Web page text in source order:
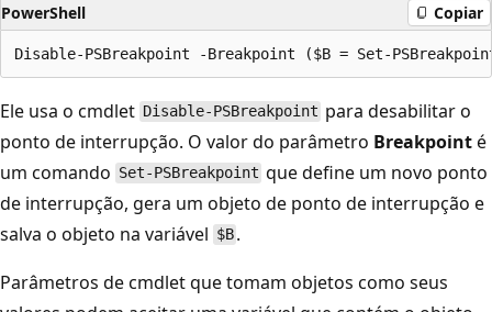
PowerShell Copiar
Ele usa o cmdlet Disable-PSBreakpoint para desabilitar o
ponto de interrupção. O valor do parâmetro Breakpointé
um comando Set-PSBreakpoint que define um novo ponto
de interrupção, gera um objeto de ponto de interrupção e
salva o objeto na variável $B .
Parâmetros de cmdlet que tomam objetos como seus